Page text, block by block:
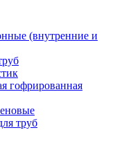
(внутренние и
гофрированная
труб